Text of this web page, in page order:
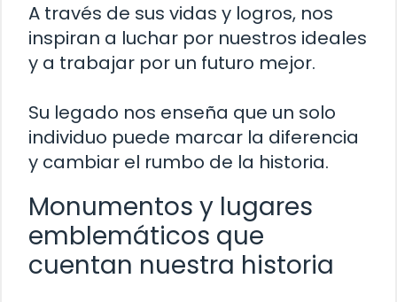
A través de sus vidas y logros, nos
inspiran a luchar por nuestros ideales
y a trabajar por un futuro mejor.
Su legado nos enseña que un solo
individuo puede marcar la diferencia
y cambiar el rumbo de la historia.
Monumentos y lugares
emblemáticos que
cuentan nuestra historia